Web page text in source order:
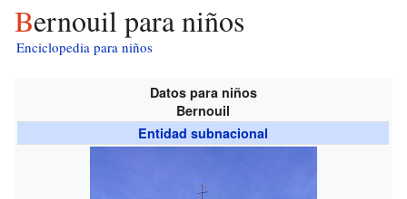
Bernouil para niños
Enciclopedia para niños
Datos para niños
Bernouil
Entidad subnacional